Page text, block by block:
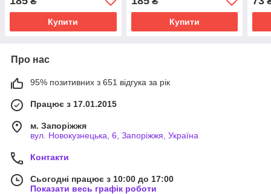
Купити Купити
Про нас
95% позитивних з 651 відгука за рік
Працює з 17.01.2015
м. Запоріжжя
вул. Новокузнецька, 6, Запоріжжя, Україна
Контакти
Сьогодні працює з 10:00 до 17:00
Показати весь графік роботи